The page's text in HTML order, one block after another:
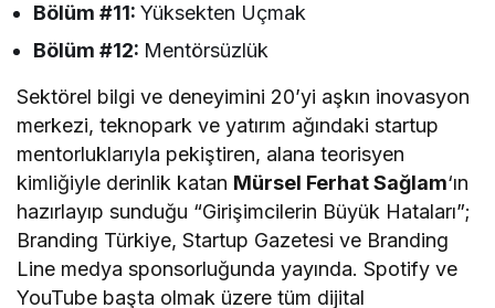
Bölüm #11:Yüksekten Uçmak
Bölüm #12: Mentörsüzlük
Sektörel bilgi ve deneyimini 20’yi aşkın inovasyon
merkezi, teknopark ve yatırım ağındaki startup
mentorluklarıyla pekiştiren, alana teorisyen
kimliğiyle derinlik katan Mürsel Ferhat Sağlam‘ın
hazırlayıp sunduğu “Girişimcilerin Büyük Hataları”;
Branding Türkiye, Startup Gazetesi ve Branding
Line medya sponsorluğunda yayında. Spotify ve
YouTube başta olmak üzere tüm dijital